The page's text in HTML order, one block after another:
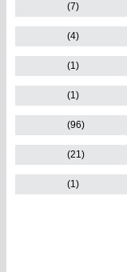
(7)
(4)
(1)
(1)
(96)
(21)
(1)